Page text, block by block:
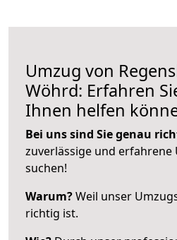
Umzug von
Wöhrd: Erfahren
Ihnen helfen
Bei uns sind Sie genau
zuverlässige und erfahrene
suchen!
Warum?Weil unser
richtig ist.